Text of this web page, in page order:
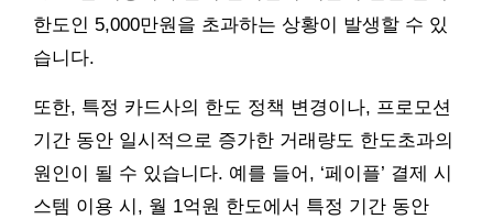
한도인 5,000만원을 초과하는 상황이 발생할 수 있
습니다.
또한, 특정 카드사의 한도 정책 변경이나, 프로모션
기간 동안 일시적으로 증가한 거래량도 한도초과의
원인이 될 수 있습니다. 예를 들어, ‘페이플’ 결제 시
스템 이용 시, 월 1억원 한도에서 특정 기간 동안